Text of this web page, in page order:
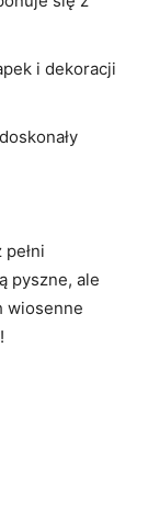
i dekoracji
pyszne, ale
wiosenne⁢